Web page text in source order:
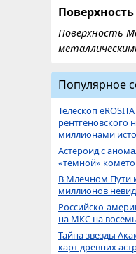
Поверхность
Популярное
Телескоп
рентгеновского
миллионами
Астероид с
«темной»
В Млечном Пути
миллионов
Российско-
на МКС на
Тайна звезды
карт древних